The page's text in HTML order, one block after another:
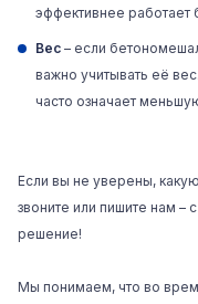
эффективнее работает
Вес – если
важно учитывать её
часто означает
Если вы не уверены,
звоните или пишите нам
решение!
Мы понимаем, что во